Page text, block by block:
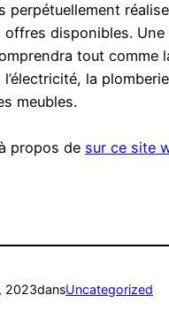
perpétuellement
offres disponibles.
tout comme
l’électricité, la
meubles.
propos de sur ce site
2023dansUncategorized